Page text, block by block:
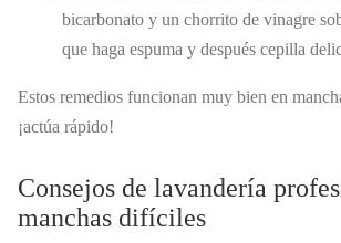
bicarbonato y un chorrito de vinagre
que haga espuma y después cepilla
Estos remedios funcionan muy bien en
¡actúa rápido!
Consejos de lavandería
manchas difíciles